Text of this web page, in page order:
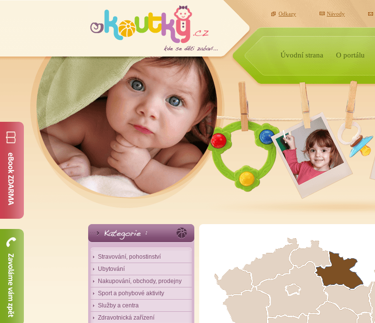
Odkazy Návody
Úvodní strana O portálu
Stravování, pohostinství
Ubytování
Nakupování, obchody, prodejny
Sport a pohybové aktivity
Služby a centra
Zdravotnická zařízení